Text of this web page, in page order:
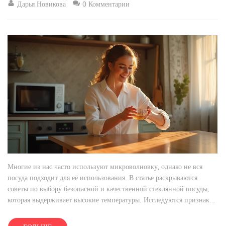
Дарья Новикова 0 Комментарии
Многие из нас часто используют микроволновку, однако не вся
посуда подходит для её использования. В статье раскрываются
советы по выбору безопасной и качественной стеклянной посуды,
которая выдерживает высокие температуры. Исследуются признаки
безопасности. Узнайте, как легко определить, подходит ли ваша